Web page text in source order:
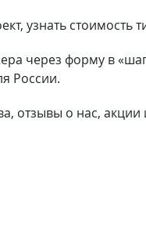
узнать
через форму в
России.
отзывы о нас,